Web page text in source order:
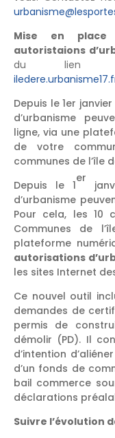
Mise en place
autoristaions
du lien
Depuis le 1er
d’urbanisme
ligne, via une
de votre
communes de l’île
Depuis le 1
er
d’urbanisme
Pour cela, les 10
Communes de
plateforme
autorisations
les sites Internet
Ce nouvel outil
demandes de
permis de
démolir (PD). Il
d’intention
d’un fonds de
bail commerce
déclarations
Suivre l’évolution